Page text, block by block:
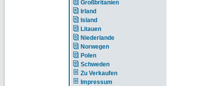
Großbritanien
Irland
Island
Litauen
Niederlande
Norwegen
Polen
Schweden
Zu Verkaufen
Impressum